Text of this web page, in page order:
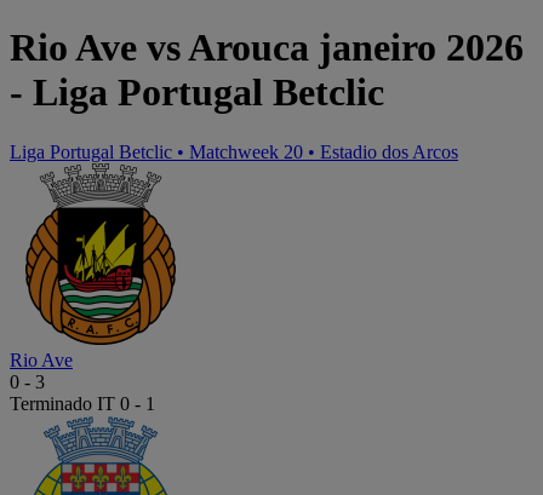
Rio Ave vs Arouca janeiro 2026
- Liga Portugal Betclic
Liga Portugal Betclic • Matchweek 20 • Estadio dos Arcos
Rio Ave
0 - 3
Terminado IT 0 - 1